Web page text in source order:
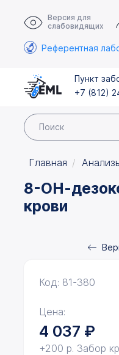
Версия для
слабовидящих
Референтная
Пункт
+7 (812)
Главная
8-ОН-
крови
Код: 81-380
Цена:
4 037 ₽
+200 р. Забор